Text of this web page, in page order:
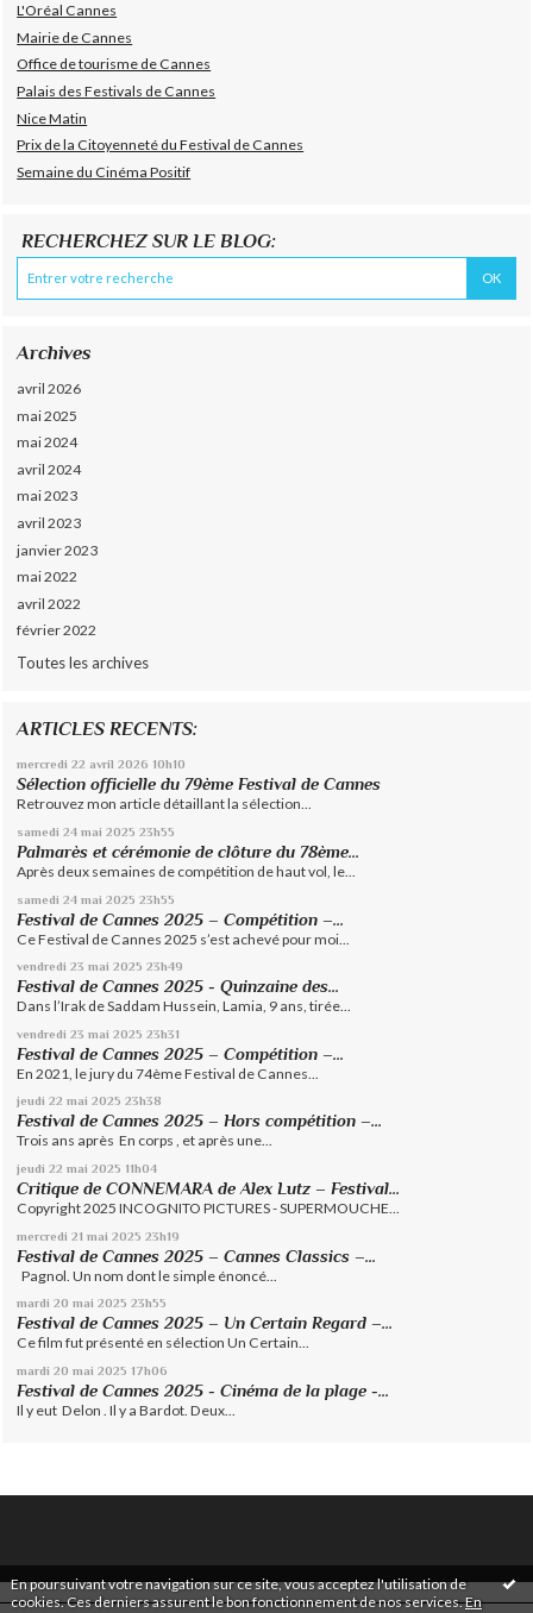
En poursuivant votre navigation sur ce site, vous acceptez l'utilisation de
cookies. Ces derniers assurent le bon fonctionnement de nos services.En
L'Oréal Cannes
Mairie de Cannes
Office de tourisme de Cannes
Palais des Festivals de Cannes
Nice Matin
Prix de la Citoyenneté du Festival de Cannes
Semaine du Cinéma Positif
RECHERCHEZ SUR LE BLOG:
Archives
avril 2026
mai 2025
mai 2024
avril 2024
mai 2023
avril 2023
janvier 2023
mai 2022
avril 2022
février 2022
Toutes les archives
ARTICLES RECENTS:
mercredi 22 avril 2026 10h10
Sélection officielle du 79ème Festival de Cannes
Retrouvez mon article détaillant la sélection...
samedi 24 mai 2025 23h55
Palmarès et cérémonie de clôture du 78ème...
Après deux semaines de compétition de haut vol, le...
samedi 24 mai 2025 23h55
Festival de Cannes 2025 – Compétition –...
Ce Festival de Cannes 2025 s’est achevé pour moi...
vendredi 23 mai 2025 23h49
Festival de Cannes 2025 - Quinzaine des...
Dans l’Irak de Saddam Hussein, Lamia, 9 ans, tirée...
vendredi 23 mai 2025 23h31
Festival de Cannes 2025 – Compétition –...
En 2021, le jury du 74ème Festival de Cannes...
jeudi 22 mai 2025 23h38
Festival de Cannes 2025 – Hors compétition –...
Trois ans après En corps , et après une...
jeudi 22 mai 2025 11h04
Critique de CONNEMARA de Alex Lutz – Festival...
Copyright 2025 INCOGNITO PICTURES - SUPERMOUCHE...
mercredi 21 mai 2025 23h19
Festival de Cannes 2025 – Cannes Classics –...
Pagnol. Un nom dont le simple énoncé...
mardi 20 mai 2025 23h55
Festival de Cannes 2025 – Un Certain Regard –...
Ce film fut présenté en sélection Un Certain...
mardi 20 mai 2025 17h06
Festival de Cannes 2025 - Cinéma de la plage -...
Il y eut Delon . Il y a Bardot. Deux...